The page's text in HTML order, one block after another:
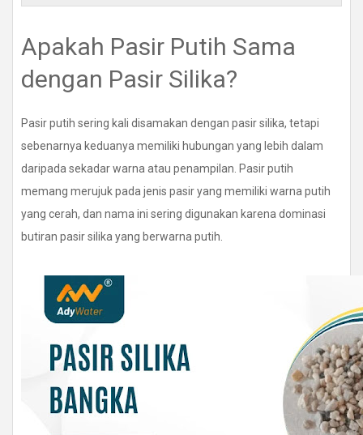
Apakah Pasir Putih Sama
dengan Pasir Silika?
Pasir putih sering kali disamakan dengan pasir silika, tetapi
sebenarnya keduanya memiliki hubungan yang lebih dalam
daripada sekadar warna atau penampilan. Pasir putih
memang merujuk pada jenis pasir yang memiliki warna putih
yang cerah, dan nama ini sering digunakan karena dominasi
butiran pasir silika yang berwarna putih.